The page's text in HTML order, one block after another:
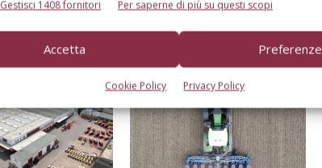
Gestisci 1408 fornitori Per saperne di più su questi scopi
Accetta Preferenze
Cookie Policy Privacy Policy